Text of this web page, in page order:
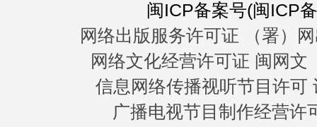
闽ICP备案号(闽ICP
网络出版服务许可证 （署）
网络文化经营许可证 闽网文
信息网络传播视听节目许可
广播电视节目制作经营许